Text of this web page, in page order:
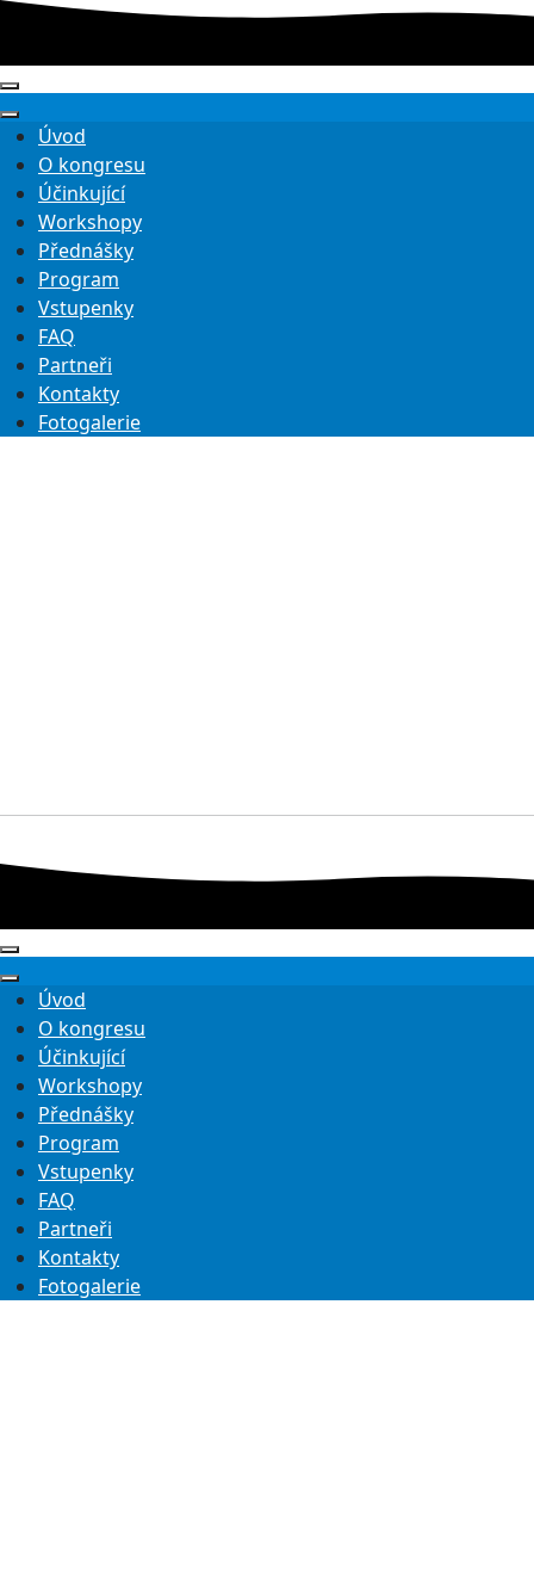
Úvod
O kongresu
Účinkující
Workshopy
Přednášky
Program
Vstupenky
FAQ
Partneři
Kontakty
Fotogalerie
Úvod
O kongresu
Účinkující
Workshopy
Přednášky
Program
Vstupenky
FAQ
Partneři
Kontakty
Fotogalerie